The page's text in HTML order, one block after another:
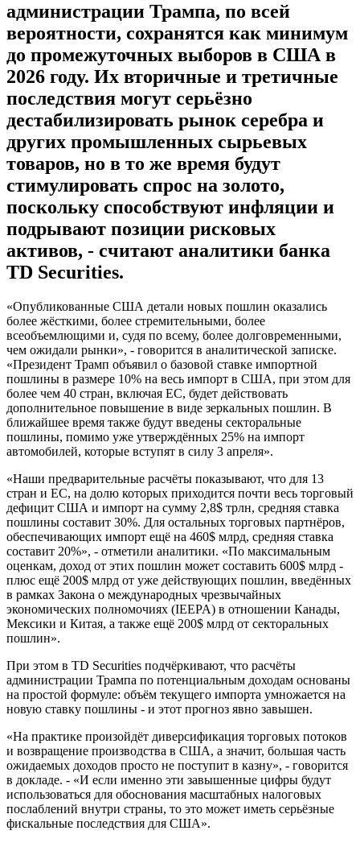
администрации Трампа, по всей
вероятности, сохранятся как минимум
до промежуточных выборов в США в
2026 году. Их вторичные и третичные
последствия могут серьёзно
дестабилизировать рынок серебра и
других промышленных сырьевых
товаров, но в то же время будут
стимулировать спрос на золото,
поскольку способствуют инфляции и
подрывают позиции рисковых
активов, - считают аналитики банка
TD Securities.
«Опубликованные США детали новых пошлин оказались
более жёсткими, более стремительными, более
всеобъемлющими и, судя по всему, более долговременными,
чем ожидали рынки», - говорится в аналитической записке.
«Президент Трамп объявил о базовой ставке импортной
пошлины в размере 10% на весь импорт в США, при этом для
более чем 40 стран, включая ЕС, будет действовать
дополнительное повышение в виде зеркальных пошлин. В
ближайшее время также будут введены секторальные
пошлины, помимо уже утверждённых 25% на импорт
автомобилей, которые вступят в силу 3 апреля».
«Наши предварительные расчёты показывают, что для 13
стран и ЕС, на долю которых приходится почти весь торговый
дефицит США и импорт на сумму 2,8$ трлн, средняя ставка
пошлины составит 30%. Для остальных торговых партнёров,
обеспечивающих импорт ещё на 460$ млрд, средняя ставка
составит 20%», - отметили аналитики. «По максимальным
оценкам, доход от этих пошлин может составить 600$ млрд -
плюс ещё 200$ млрд от уже действующих пошлин, введённых
в рамках Закона о международных чрезвычайных
экономических полномочиях (IEEPA) в отношении Канады,
Мексики и Китая, а также ещё 200$ млрд от секторальных
пошлин».
При этом в TD Securities подчёркивают, что расчёты
администрации Трампа по потенциальным доходам основаны
на простой формуле: объём текущего импорта умножается на
новую ставку пошлины - и этот прогноз явно завышен.
«На практике произойдёт диверсификация торговых потоков
и возвращение производства в США, а значит, большая часть
ожидаемых доходов просто не поступит в казну», - говорится
в докладе. - «И если именно эти завышенные цифры будут
использоваться для обоснования масштабных налоговых
послаблений внутри страны, то это может иметь серьёзные
фискальные последствия для США».